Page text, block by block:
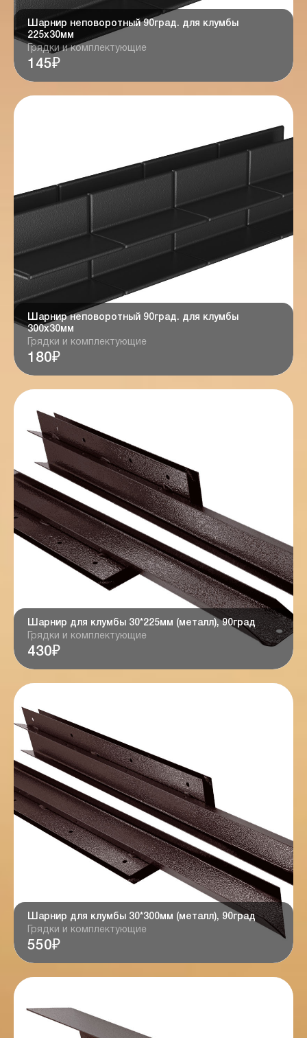
Шарнир неповоротный 90град. для клумбы
225х30мм
Грядки и комплектующие
145₽
Шарнир неповоротный 90град. для клумбы
300х30мм
Грядки и комплектующие
180₽
Шарнир для клумбы 30*225мм (металл), 90град
Грядки и комплектующие
430₽
Шарнир для клумбы 30*300мм (металл), 90град
Грядки и комплектующие
550₽